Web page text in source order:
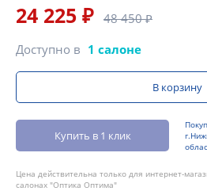
24 225 ₽ 48 450 ₽
Доступно в 1 салоне
В корзину
Купить в 1 клик
Цена действительна только для интернет-
салонах "Оптика Оптима"